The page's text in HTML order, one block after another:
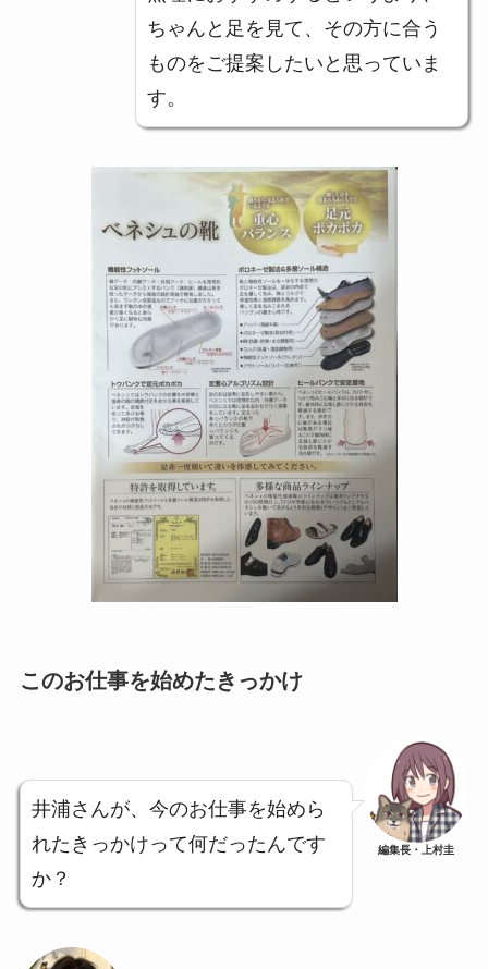
ちゃんと足を見て、その方に合う
ものをご提案したいと思っていま
す。
このお仕事を始めたきっかけ
井浦さんが、今のお仕事を始めら
れたきっかけって何だったんです
か？
編集長・上村圭